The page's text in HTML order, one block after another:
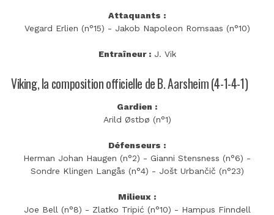
Attaquants :
Vegard Erlien (n°15) - Jakob Napoleon Romsaas (n°10)
Entraîneur :J. Vik
Viking, la composition officielle de B. Aarsheim (4-1-4-1)
Gardien :
Arild Østbø (n°1)
Défenseurs :
Herman Johan Haugen (n°2) - Gianni Stensness (n°6) -
Sondre Klingen Langås (n°4) - Jošt Urbančič (n°23)
Milieux :
Joe Bell (n°8) - Zlatko Tripić (n°10) - Hampus Finndell